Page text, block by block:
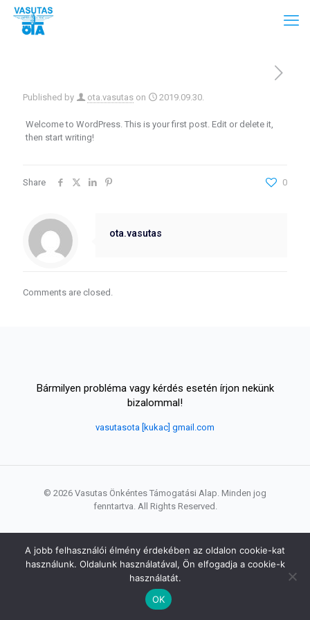
Published by ota.vasutas on 2019.09.30.
Welcome to WordPress. This is your first post. Edit or delete it,
then start writing!
Share 0
ota.vasutas
Comments are closed.
Bármilyen probléma vagy kérdés esetén írjon nekünk
bizalommal!
vasutasota [kukac] gmail.com
© 2026 Vasutas Önkéntes Támogatási Alap. Minden jog
fenntartva. All Rights Reserved.
A jobb felhasználói élmény érdekében az oldalon cookie-kat
használunk. Oldalunk használatával, Ön elfogadja a cookie-k
használatát.
OK